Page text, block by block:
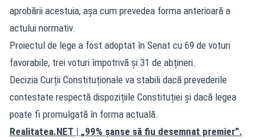
aprobării acestuia, așa cum prevedea forma anterioară a
actului normativ.
Proiectul de lege a fost adoptat în Senat cu 69 de voturi
favorabile, trei voturi împotrivă și 31 de abțineri.
Decizia Curții Constituționale va stabili dacă prevederile
contestate respectă dispozițiile Constituției și dacă legea
poate fi promulgată în forma actuală.
Realitatea.NET | „99% șanse să fiu desemnat premier”.